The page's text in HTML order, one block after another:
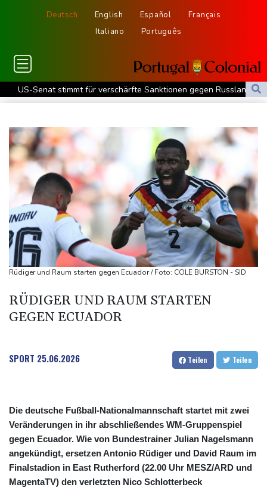
Deutsch English Español
Français
Italiano
Português
US-Senat stimmt für verschärfte Sanktionen gegen Russland
US-Gericht setzt Bau von Trumps Ballsaal aus - Präsident
Direkt-ICE Berlin-Paris bleibt wegen Technikproblemen vorerst
unterbrochen
Selenskyj erstmals seit Beginn von Ukraine-Krieg nach Serbien
gereist
Russland weist Verantwortung für Drohnenvorfall an Leipziger
Flughafen zurück
US-Berufungsgericht bestätigt Aussetzung von Trumps
umstrittenen Ballsaal-Plänen
Nach Andrang auf Ceuta: Spanien und Italien streiten über
Grenzkontrollen
Niewiadoma fährt am Mont Ventoux ins Gelbe Trikot
Trumps umstrittener Justizminister Blanche kurz vor der
Peru und Mexiko nehmen diplomatische Beziehungen wieder auf
Rüdiger und Raum starten gegen Ecuador / Foto: COLE BURSTON - SID
RÜDIGER UND RAUM STARTEN
GEGEN ECUADOR
SPORT 25.06.2026 Teilen Teilen
Die deutsche Fußball-Nationalmannschaft startet mit zwei
Veränderungen in ihr abschließendes WM-Gruppenspiel
gegen Ecuador. Wie von Bundestrainer Julian Nagelsmann
angekündigt, ersetzen Antonio Rüdiger und David Raum im
Finalstadion in East Rutherford (22.00 Uhr MESZ/ARD und
MagentaTV) den verletzten Nico Schlotterbeck